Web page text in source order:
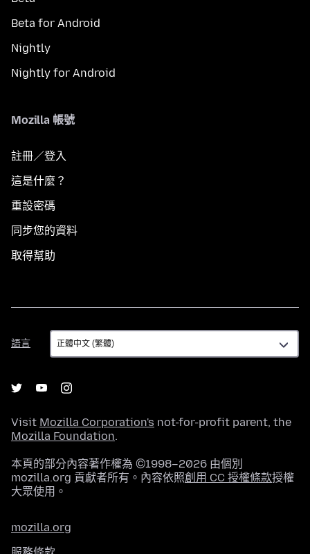
Beta for Android
Nightly
Nightly for Android
Mozilla 帳號
註冊／登入
這是什麼？
重設密碼
同步您的資料
取得幫助
語言
語
言
Visit Mozilla Corporation's not-for-profit parent, the
Mozilla Foundation.
本頁的部分內容著作權為 ©1998–2026 由個別
mozilla.org 貢獻者所有。內容依照創用 CC 授權條款授權
大眾使用。
mozilla.org